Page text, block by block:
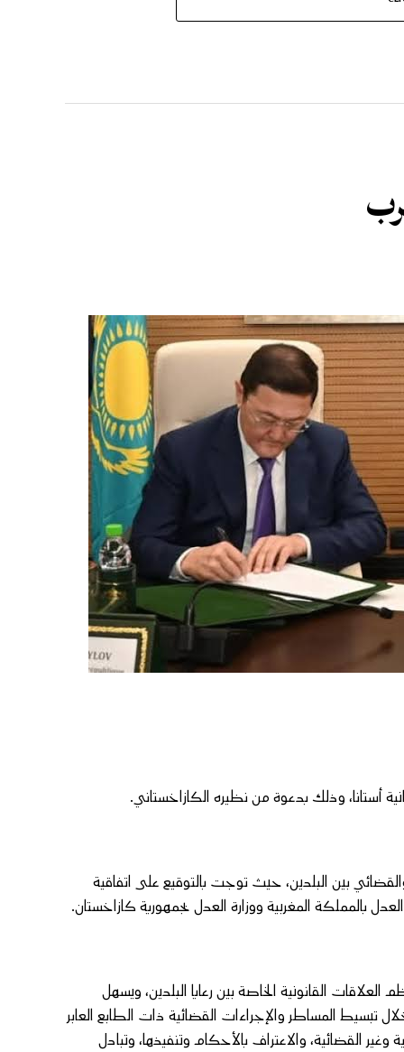
أستانا، وذلك بدعوة من نظيره الكازاخستاني.
بين البلدين، حيث توجت بالتوقيع على اتفاقية
بالمملكة المغربية ووزارة العدل بجمهورية كازاخستان.
القانونية الخاصة بين رعايا البلدين، ويسهل
تبسيط المساطر والإجراءات القضائية ذات الطابع العابر
وغير القضائية، والاعتراف بالأحكام وتنفيذها، وتبادل